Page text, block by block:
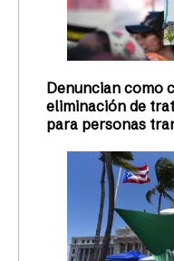
Denuncian como
eliminación de
para personas